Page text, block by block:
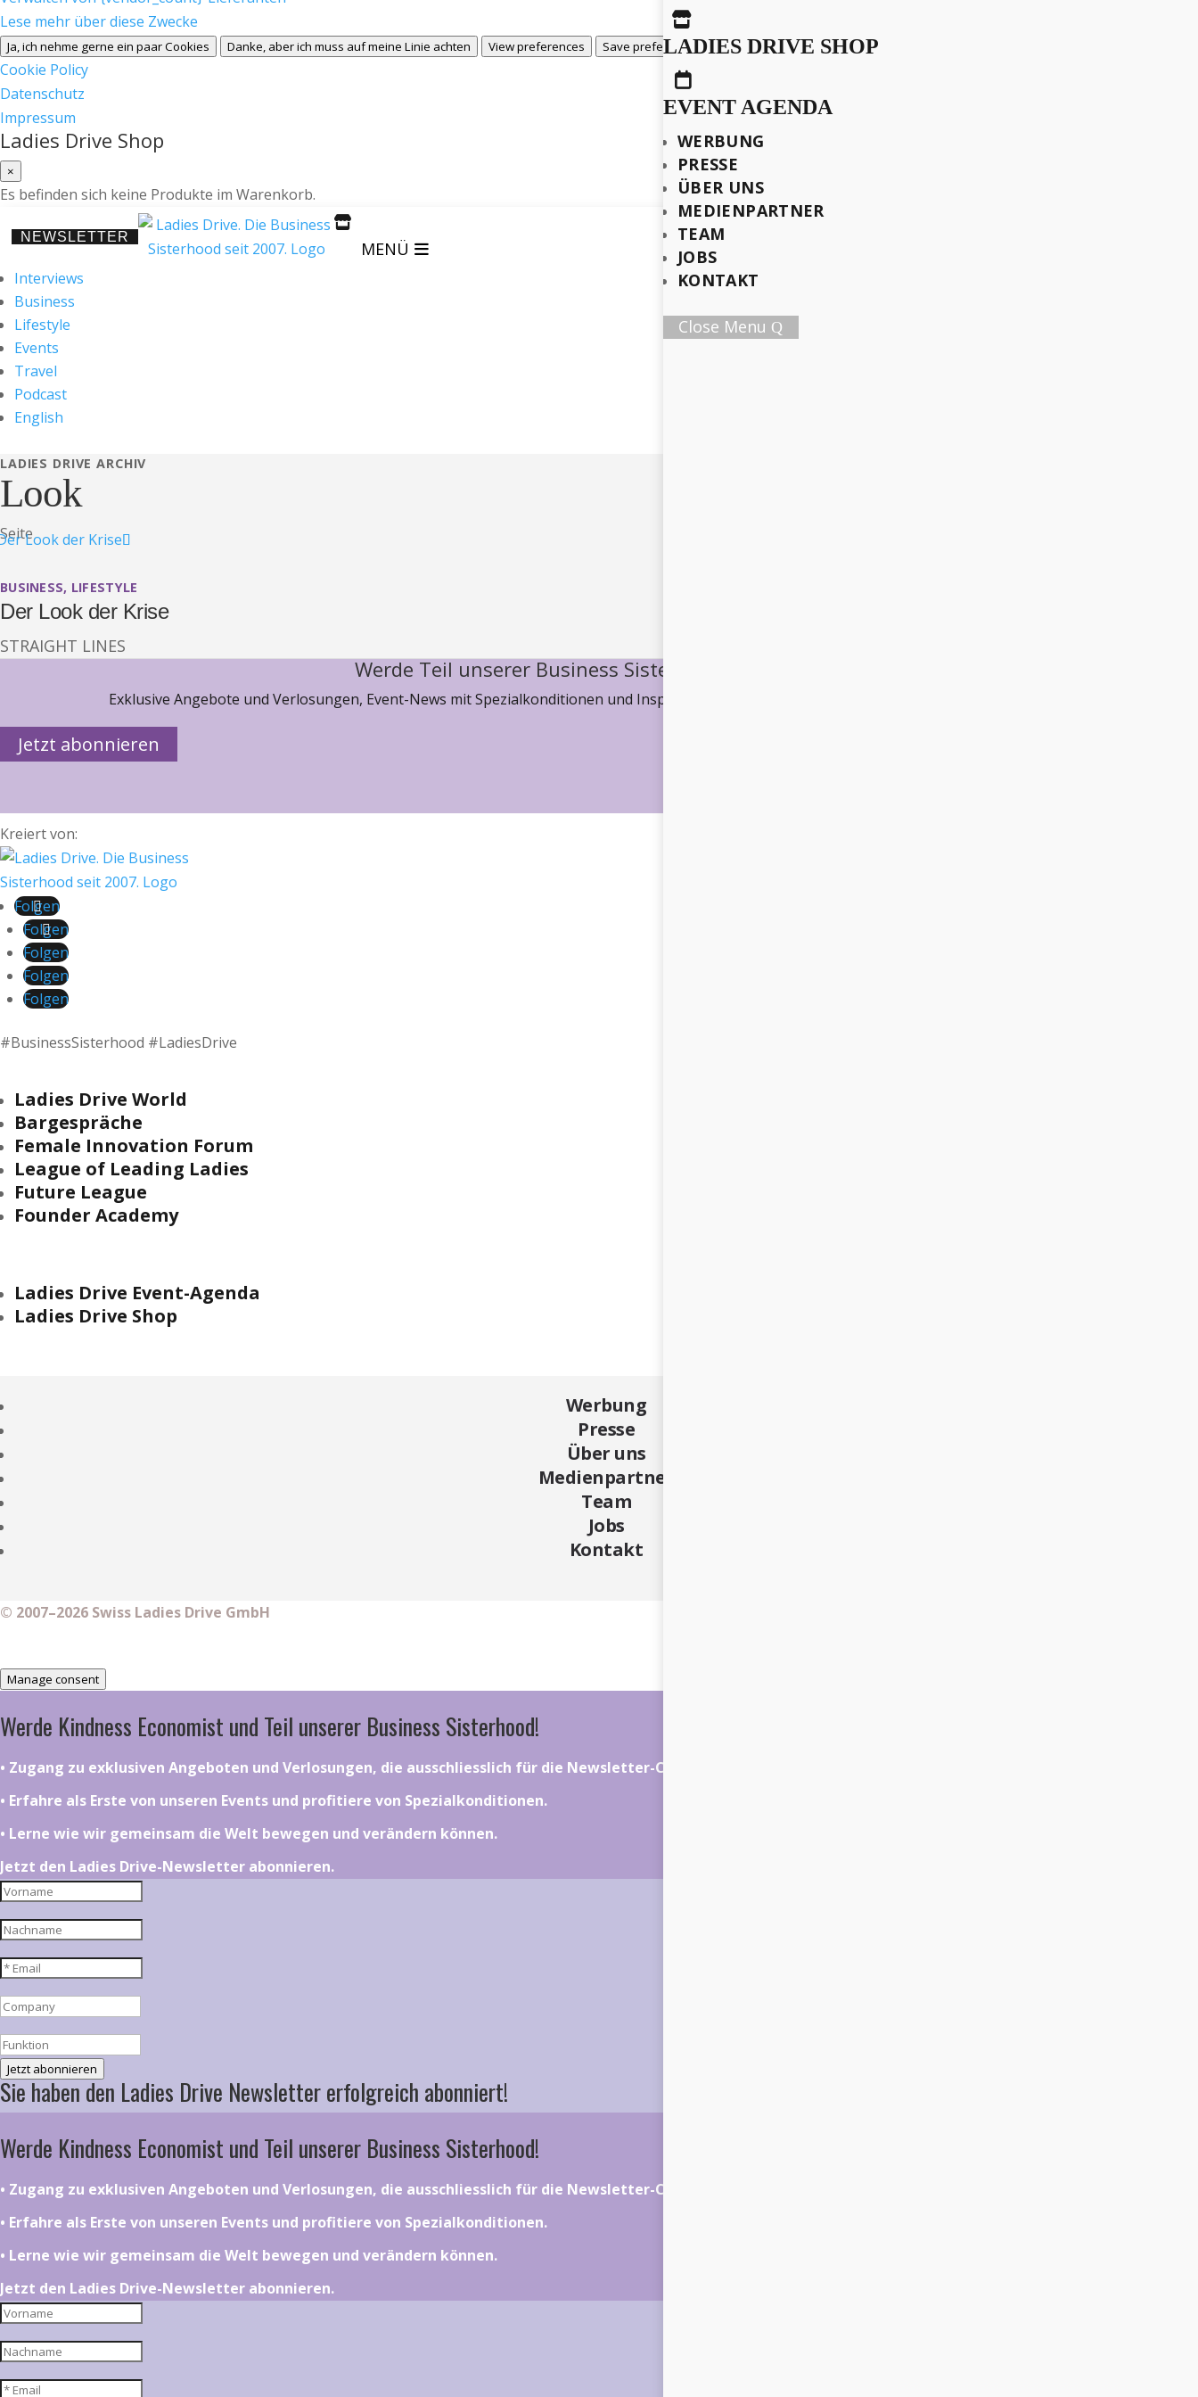
Lese mehr über diese Zwecke
Ja, ich nehme gerne ein paar Cookies Danke, aber ich muss auf meine Linie achten View preferences Save preferences
View preferences
Cookie Policy
Datenschutz
Impressum
Ladies Drive Shop
×
Es befinden sich keine Produkte im Warenkorb.
NEWSLETTER

MENÜ
Interviews
Business
Lifestyle
Events
Travel
Podcast
English

LADIES DRIVE SHOP

EVENT AGENDA
WERBUNG
PRESSE
ÜBER UNS
MEDIENPARTNER
TEAM
JOBS
KONTAKT
Close Menu
LADIES DRIVE ARCHIV
Look
Seite
BUSINESS, LIFESTYLE
Der Look der Krise
STRAIGHT LINES
Werde Teil unserer Business Sisterhood
Exklusive Angebote und Verlosungen, Event-News mit Spezialkonditionen und Inspiration, wie wir gemeinsam die Welt bewegen.
Jetzt abonnieren
Kreiert von:
Folgen
Folgen
Folgen
Folgen
Folgen
#BusinessSisterhood #LadiesDrive
Ladies Drive World
Bargespräche
Female Innovation Forum
League of Leading Ladies
Future League
Founder Academy
Ladies Drive Event-Agenda
Ladies Drive Shop
Werbung
Presse
Über uns
Medienpartner
Team
Jobs
Kontakt
© 2007–2026 Swiss Ladies Drive GmbH
Manage consent
Werde Kindness Economist und Teil unserer Business Sisterhood!
•⁠ ⁠⁠Zugang zu exklusiven Angeboten und Verlosungen, die ausschliesslich für die Newsletter-Community gelten.
•⁠ ⁠⁠Erfahre als Erste von unseren Events und profitiere von Spezialkonditionen.
•⁠ ⁠⁠Lerne wie wir gemeinsam die Welt bewegen und verändern können.
Jetzt den Ladies Drive-Newsletter abonnieren.
Jetzt abonnieren
Sie haben den Ladies Drive Newsletter erfolgreich abonniert!
Werde Kindness Economist und Teil unserer Business Sisterhood!
•⁠ ⁠⁠Zugang zu exklusiven Angeboten und Verlosungen, die ausschliesslich für die Newsletter-Community gelten.
•⁠ ⁠⁠Erfahre als Erste von unseren Events und profitiere von Spezialkonditionen.
•⁠ ⁠⁠Lerne wie wir gemeinsam die Welt bewegen und verändern können.
Jetzt den Ladies Drive-Newsletter abonnieren.